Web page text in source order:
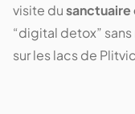
visite dusanctuaire
“digital detox”
sur les lacs de